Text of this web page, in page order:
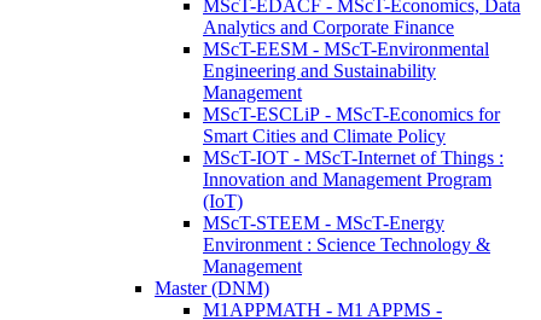
MScT-EDACF - MScT-Economics, Data
Analytics and Corporate Finance
MScT-EESM - MScT-Environmental
Engineering and Sustainability
Management
MScT-ESCLiP - MScT-Economics for
Smart Cities and Climate Policy
MScT-IOT - MScT-Internet of Things :
Innovation and Management Program
(IoT)
MScT-STEEM - MScT-Energy
Environment : Science Technology &
Management
Master (DNM)
M1APPMATH - M1 APPMS -